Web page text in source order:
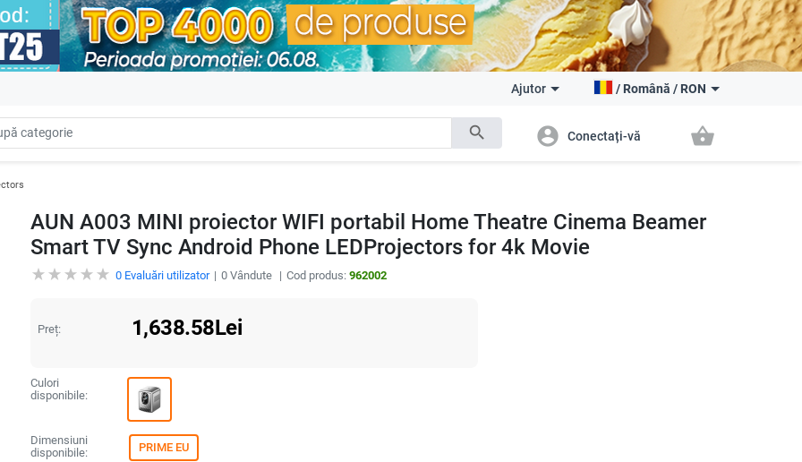
search
Ajutor / Română / RON
account_circle Conectați-vă shopping_basket
AUN A003 MINI proiector WIFI portabil Home Theatre Cinema Beamer
Smart TV Sync Android Phone LEDProjectors for 4k Movie
0Evaluări utilizator 0Vândute Cod produs: 962002
Preț: 1,638.58Lei
Culori
disponibile:
Dimensiuni
disponibile:
PRIME EU